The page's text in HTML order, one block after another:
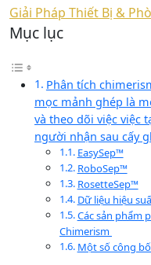
Giải Pháp Thiết Bị &
Mục lục
Phân tích
mọc mảnh ghép là
và theo dõi việc việc
người nhận sau cấy
EasySep™
RoboSep™
RosetteSep™
Dữ liệu hiệu
Các sản phẩm
Chimerism
Một số công bố